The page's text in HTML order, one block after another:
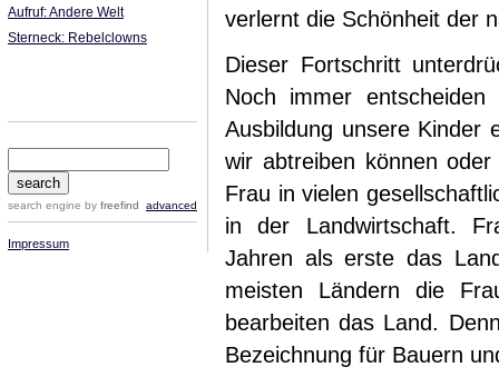
Aufruf: Andere Welt
Sterneck: Rebelclowns
search engine by freefind advanced
Impressum
verlernt die Schönheit der
Dieser Fortschritt
Noch immer
Ausbildung unsere Kinder
wir abtreiben können
Frau in vielen
in der Landwirtschaft.
Jahren als erste das
meisten Ländern die
bearbeiten das Land.
Bezeichnung für Bauern